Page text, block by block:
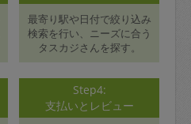
最寄り駅や日付で絞り込み
検索を行い、ニーズに合う
タスカジさんを探す。
Step4:
支払いとレビュー